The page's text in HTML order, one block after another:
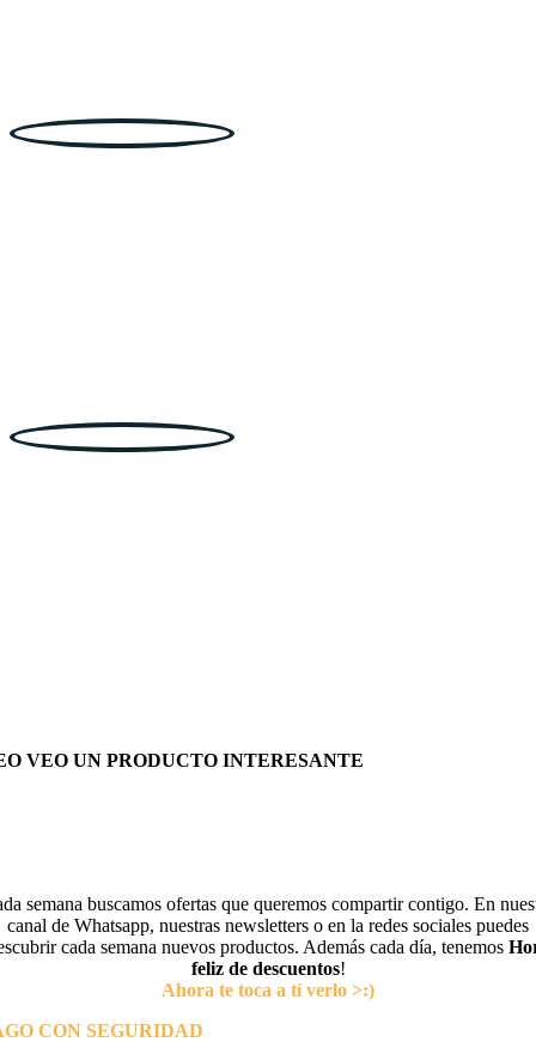
VEO UN PRODUCTO INTERESANTE
semana buscamos ofertas que queremos compartir contigo. En
canal de Whatsapp, nuestras newsletters o en la redes sociales puedes
cada semana nuevos productos. Además cada día, tenemos
feliz de descuentos!
Ahora te toca a tí verlo >:)
CON SEGURIDAD